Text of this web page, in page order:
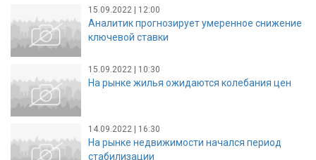
15.09.2022 | 12:00
Аналитик прогнозирует умеренное снижение
ключевой ставки
15.09.2022 | 10:30
На рынке жилья ожидаются колебания цен
14.09.2022 | 16:30
На рынке недвижимости начался период
стабилизации